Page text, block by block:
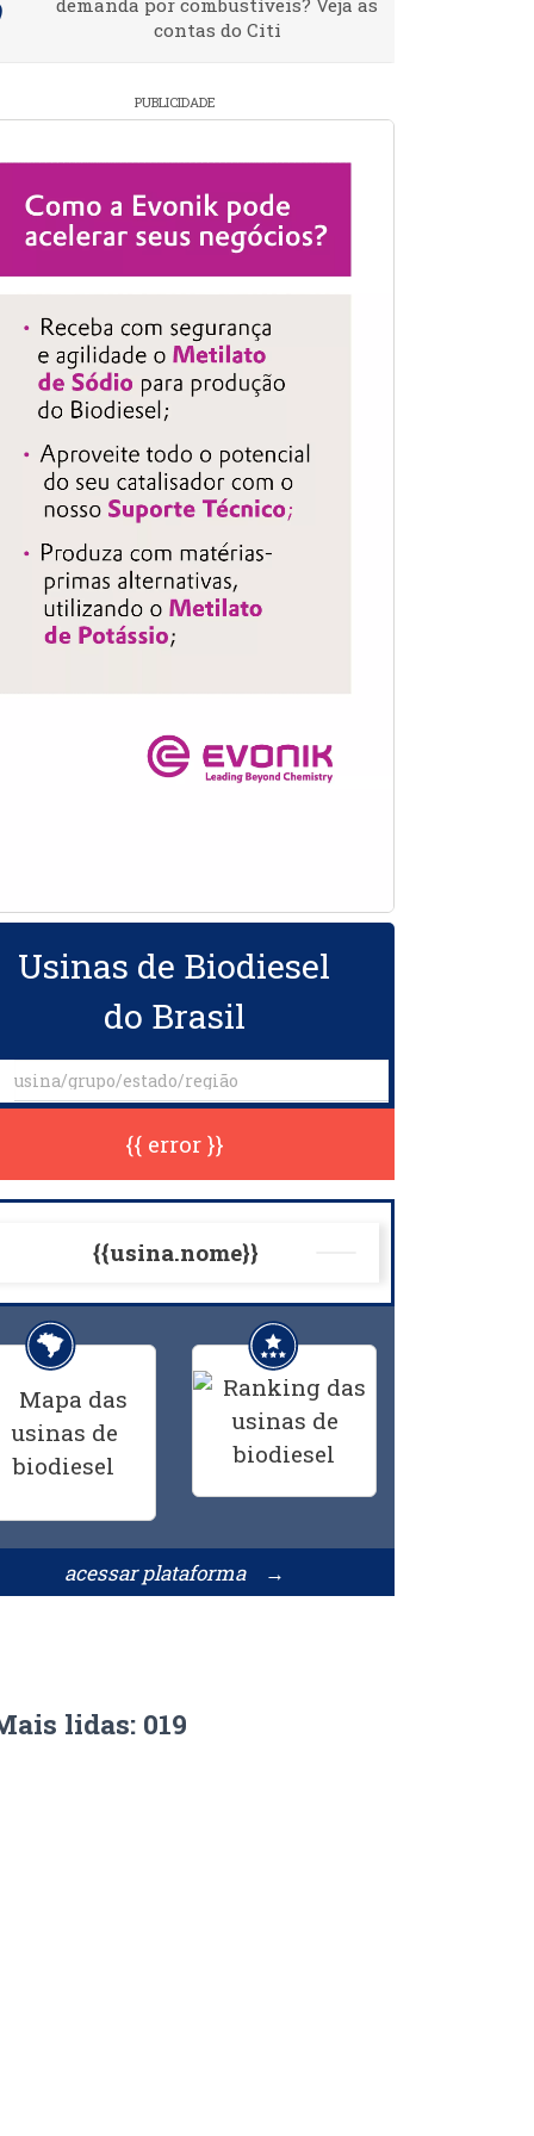
demanda por combustíveis? Veja as
contas do Citi
PUBLICIDADE
Usinas de Biodiesel
do Brasil
{{ error }}
{{usina.nome}}
acessar plataforma →
lidas: 019